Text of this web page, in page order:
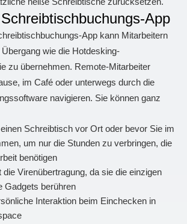
App
App kann Mitarbeitern
wie die Hotdesking-
zu übernehmen. Remote-Mitarbeiter
im Café oder unterwegs durch die
navigieren. Sie können ganz
Schreibtisch vor Ort oder bevor Sie im
um nur die Stunden zu verbringen, die
benötigen
die Virenübertragung, da sie die einzigen
Gadgets berühren
Interaktion beim Einchecken in